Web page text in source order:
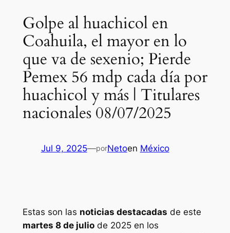
Golpe al huachicol en
Coahuila, el mayor en lo
que va de sexenio; Pierde
Pemex 56 mdp cada día por
huachicol y más | Titulares
nacionales 08/07/2025
Jul 9, 2025—porNetoen México
Estas son las noticias destacadas de este
martes 8 de juliode 2025 en los